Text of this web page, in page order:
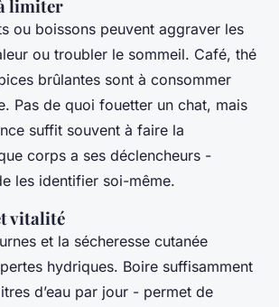
limiter
ou boissons peuvent aggraver les
ou troubler le sommeil. Café, thé
brûlantes sont à consommer
Pas de quoi fouetter un chat, mais
suffit souvent à faire la
corps a ses déclencheurs -
les identifier soi-même.
vitalité
et la sécheresse cutanée
hydriques. Boire suffisamment
d’eau par jour - permet de